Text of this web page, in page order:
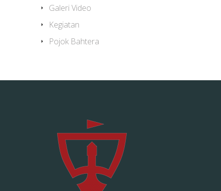
Galeri Video
Kegiatan
Pojok Bahtera